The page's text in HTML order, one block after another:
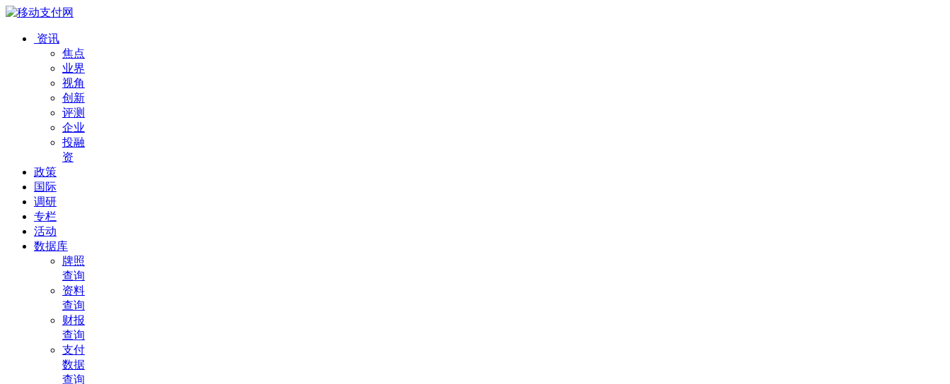
资讯
焦点
业界
视角
创新
评测
企业
投融
资
政策
国际
调研
专栏
活动
数据库
牌照
查询
资料
查询
财报
查询
支付
数据
查询